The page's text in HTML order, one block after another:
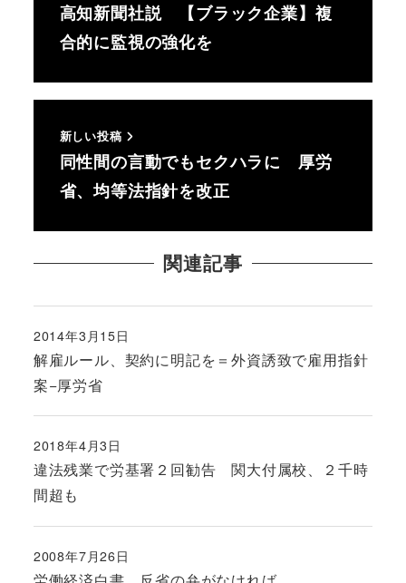
高知新聞社説 【ブラック企業】複
合的に監視の強化を
新しい投稿
同性間の言動でもセクハラに 厚労
省、均等法指針を改正
関連記事
解雇ルール、契約に明記を＝外資誘致で雇用指針
案−厚労省
投稿日
2014年3月15日
違法残業で労基署２回勧告 関大付属校、２千時
間超も
投稿日
2018年4月3日
投稿日
2008年7月26日